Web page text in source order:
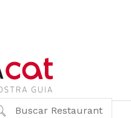
Buscar Restaurant